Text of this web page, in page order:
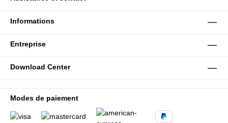
Informations
Entreprise
Download Center
Modes de paiement